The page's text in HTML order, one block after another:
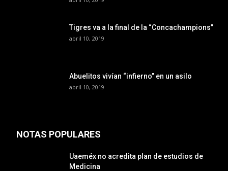
Tigres va a la final de la “Concachampions”
abril 10, 2019
Abuelitos vivían “infierno” en un asilo
abril 10, 2019
NOTAS POPULARES
Uaeméx no acredita plan de estudios de
Medicina